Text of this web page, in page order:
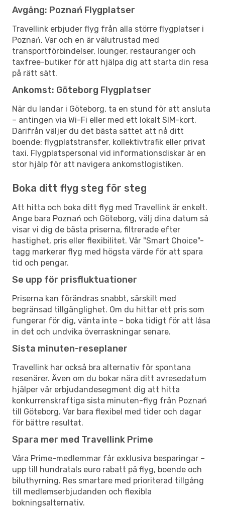
Avgång: Poznań Flygplatser
Travellink erbjuder flyg från alla större flygplatser i
Poznań. Var och en är välutrustad med
transportförbindelser, lounger, restauranger och
taxfree-butiker för att hjälpa dig att starta din resa
på rätt sätt.
Ankomst: Göteborg Flygplatser
När du landar i Göteborg, ta en stund för att ansluta
– antingen via Wi-Fi eller med ett lokalt SIM-kort.
Därifrån väljer du det bästa sättet att nå ditt
boende: flygplatstransfer, kollektivtrafik eller privat
taxi. Flygplatspersonal vid informationsdiskar är en
stor hjälp för att navigera ankomstlogistiken.
Boka ditt flyg steg för steg
Att hitta och boka ditt flyg med Travellink är enkelt.
Ange bara Poznań och Göteborg, välj dina datum så
visar vi dig de bästa priserna, filtrerade efter
hastighet, pris eller flexibilitet. Vår "Smart Choice"-
tagg markerar flyg med högsta värde för att spara
tid och pengar.
Se upp för prisfluktuationer
Priserna kan förändras snabbt, särskilt med
begränsad tillgänglighet. Om du hittar ett pris som
fungerar för dig, vänta inte – boka tidigt för att låsa
in det och undvika överraskningar senare.
Sista minuten-reseplaner
Travellink har också bra alternativ för spontana
resenärer. Även om du bokar nära ditt avresedatum
hjälper vår erbjudandesegment dig att hitta
konkurrenskraftiga sista minuten-flyg från Poznań
till Göteborg. Var bara flexibel med tider och dagar
för bättre resultat.
Spara mer med Travellink Prime
Våra Prime-medlemmar får exklusiva besparingar –
upp till hundratals euro rabatt på flyg, boende och
biluthyrning. Res smartare med prioriterad tillgång
till medlemserbjudanden och flexibla
bokningsalternativ.